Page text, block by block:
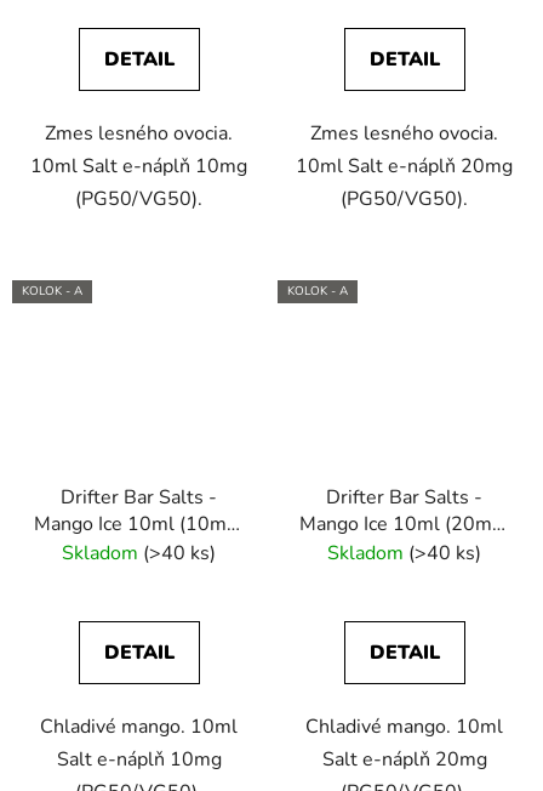
DETAIL
Zmes lesného ovocia.
10ml Salt e-náplň 10mg
(PG50/VG50).
DETAIL
Zmes lesného ovocia.
10ml Salt e-náplň 20mg
(PG50/VG50).
KOLOK - A
Drifter Bar Salts -
Mango Ice 10ml (10mg)
e-liquid
Skladom (>40 ks)
DETAIL
Chladivé mango. 10ml
Salt e-náplň 10mg
KOLOK - A
Drifter Bar Salts -
Mango Ice 10ml (20mg)
e-liquid
Skladom (>40 ks)
DETAIL
Chladivé mango. 10ml
Salt e-náplň 20mg